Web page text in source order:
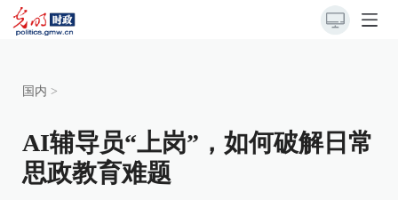
国内 >
AI辅导员“上岗”，如何破解日常
思政教育难题